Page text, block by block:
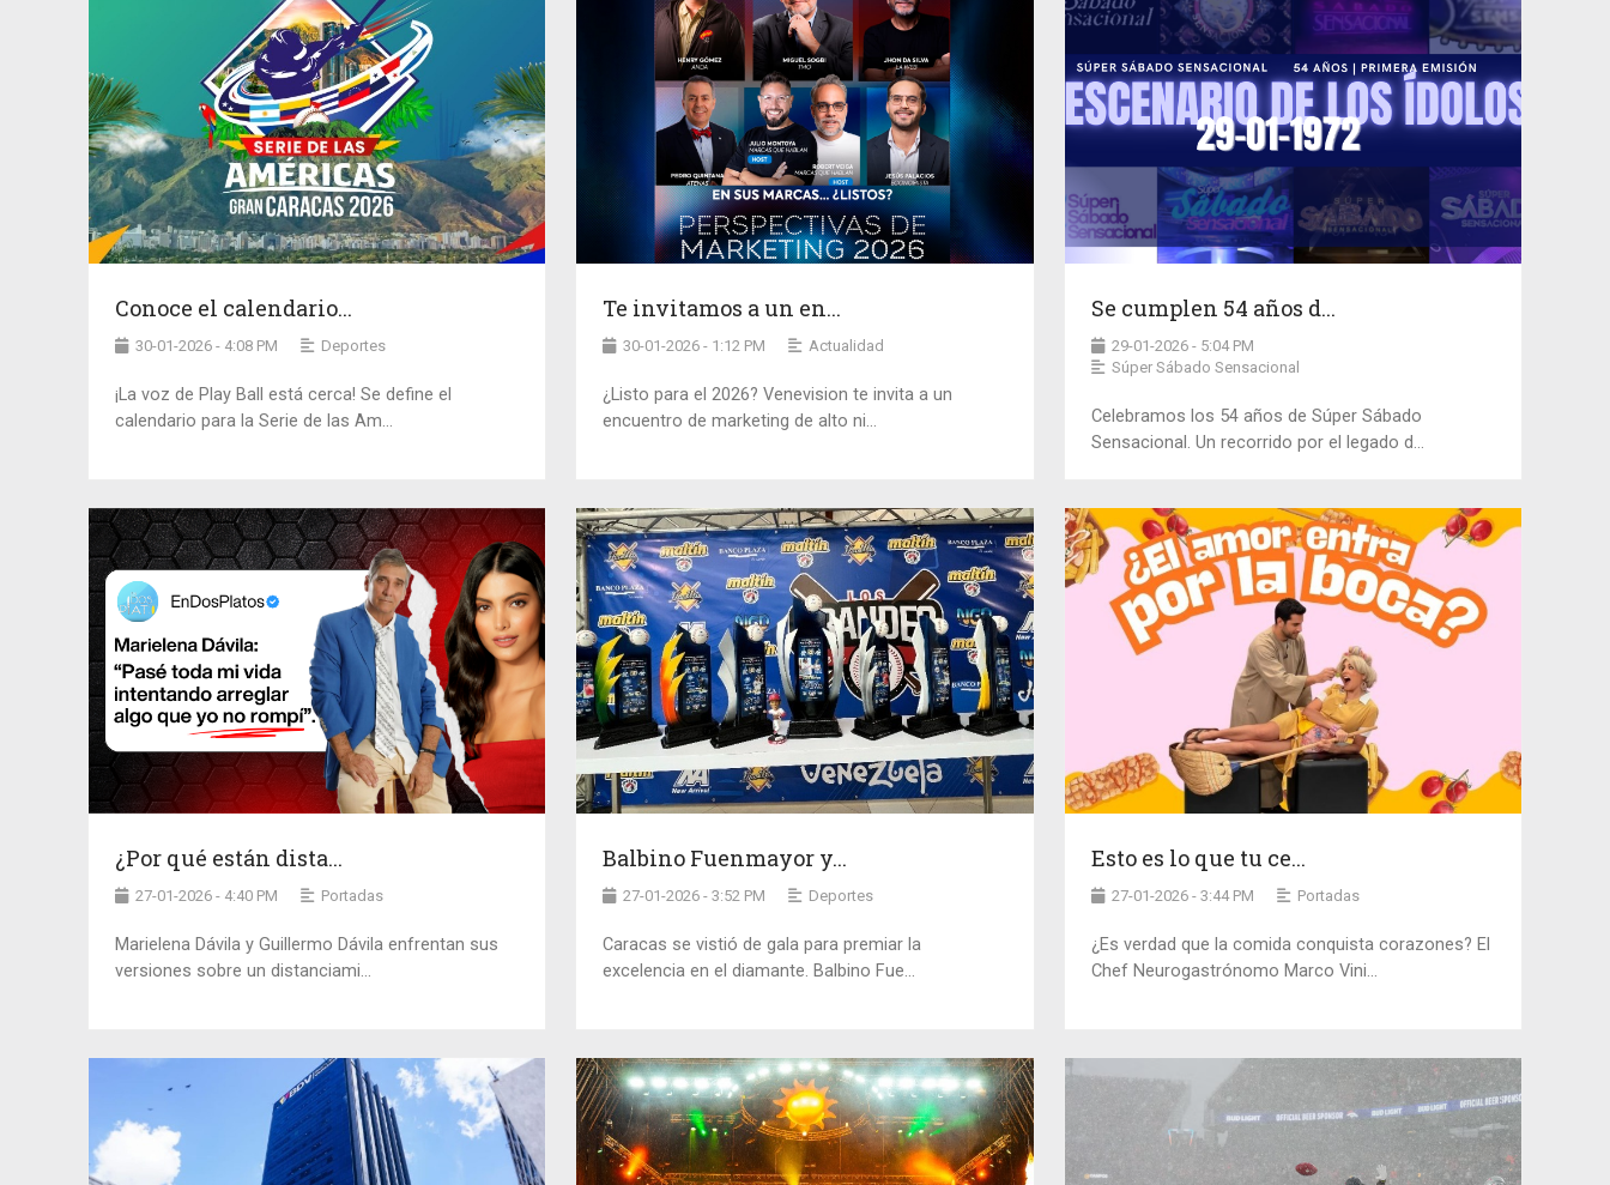
Conoce el calendario...
30-01-2026 - 4:08 PM Deportes
¡La voz de Play Ball está cerca! Se define el
calendario para la Serie de las Am...
Te invitamos a un en...
30-01-2026 - 1:12 PM Actualidad
¿Listo para el 2026? Venevision te invita a un
encuentro de marketing de alto ni...
Se cumplen 54 años d...
29-01-2026 - 5:04 PM
Súper Sábado Sensacional
Celebramos los 54 años de Súper Sábado
Sensacional. Un recorrido por el legado d...
¿Por qué están dista...
27-01-2026 - 4:40 PM Portadas
Marielena Dávila y Guillermo Dávila enfrentan sus
versiones sobre un distanciami...
Balbino Fuenmayor y...
27-01-2026 - 3:52 PM Deportes
Caracas se vistió de gala para premiar la
excelencia en el diamante. Balbino Fue...
Esto es lo que tu ce...
27-01-2026 - 3:44 PM Portadas
¿Es verdad que la comida conquista corazones? El
Chef Neurogastrónomo Marco Vini...